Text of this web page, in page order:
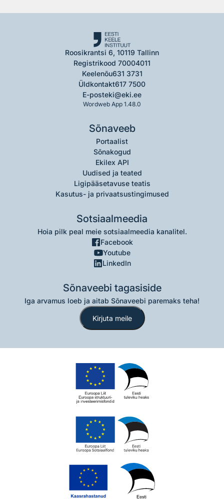
Roosikrantsi 6, 10119 Tallinn
Registrikood 70004011
Keelenõu631 3731
Üldkontakt617 7500
E-posteki@eki.ee
Wordweb App 1.48.0
Sõnaveeb
Portaalist
Sõnakogud
Ekilex API
Uudised ja teated
Ligipääsetavuse teatis
Kasutus- ja privaatsustingimused
Sotsiaalmeedia
Hoia pilk peal meie sotsiaalmeedia kanalitel.
Facebook
Youtube
LinkedIn
Sõnaveebi tagasiside
Iga arvamus loeb ja aitab Sõnaveebi paremaks teha!
Kirjuta meile